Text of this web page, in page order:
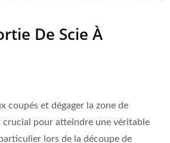
De Scie À
coupés et dégager la zone de
crucial pour atteindre une véritable
lors de la découpe de